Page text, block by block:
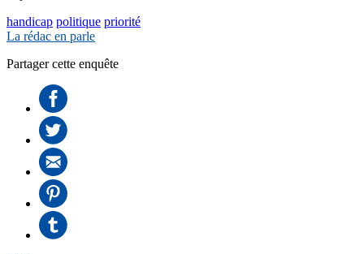
handicap politique priorité
La rédac en parle
Partager cette enquête